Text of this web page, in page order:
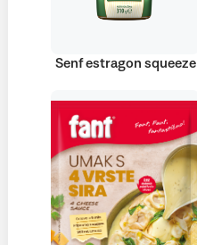
Senf estragon squeeze